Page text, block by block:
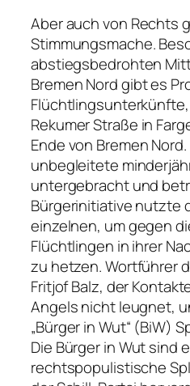
Aber auch von Rechts
Stimmungsmache.
abstiegsbedrohten
Bremen Nord gibt es
Flüchtlingsunterkünfte,
Rekumer Straße in
Ende von Bremen
unbegleitete
untergebracht und
Bürgerinitiative nutzte
einzelnen, um gegen
Flüchtlingen in ihrer
zu hetzen. Wortführer
Fritjof Balz, der
Angels nicht leugnet,
„Bürger in Wut“ (BiW)
Die Bürger in Wut sind
rechtspopulistische